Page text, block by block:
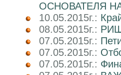
ОСНОВАТЕЛЯ
10.05.2015г.:
08.05.2015г.:
07.05.2015г.:
07.05.2015г.:
07.05.2015г.: